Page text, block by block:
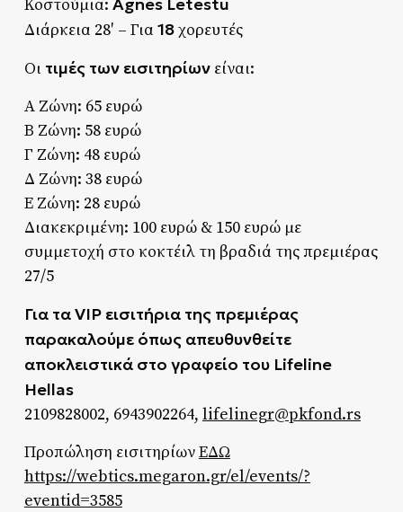
Κοστούμια:
Διάρκεια 28′ – Για 18χορευτές
Οιτιμές των εισιτηρίωνείναι:
Α Ζώνη: 65 ευρώ
Β Ζώνη: 58 ευρώ
Γ Ζώνη: 48 ευρώ
Δ Ζώνη: 38 ευρώ
Ε Ζώνη: 28 ευρώ
Διακεκριμένη: 100 ευρώ & 150 ευρώ με
συμμετοχή στο κοκτέιλ τη βραδιά της πρεμιέρας
27/5
Για τα VIP εισιτήρια της πρεμιέρας
παρακαλούμε όπως απευθυνθείτε
αποκλειστικά στο γραφείο του Lifeline
Hellas
2109828002, 6943902264, lifelinegr@pkfond.rs
Προπώληση εισιτηρίωνΕΔΩ
https://webtics.megaron.gr/el/events/?
eventid=3585